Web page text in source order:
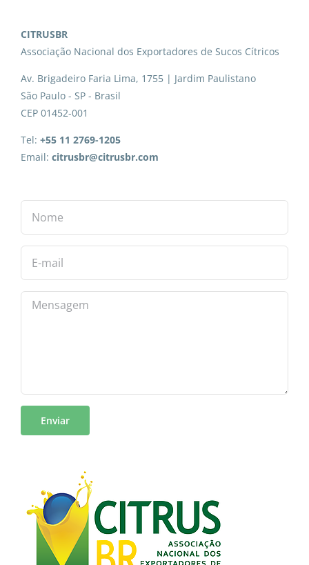
CITRUSBR
Associação Nacional dos Exportadores de Sucos Cítricos
Av. Brigadeiro Faria Lima, 1755 | Jardim Paulistano
São Paulo - SP - Brasil
CEP 01452-001
Tel: +55 11 2769-1205
Email: citrusbr@citrusbr.com